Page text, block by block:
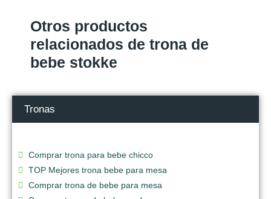
Otros productos
relacionados de trona de
bebe stokke
Tronas
Comprar trona para bebe chicco
TOP Mejores trona bebe para mesa
Comprar trona de bebe para mesa